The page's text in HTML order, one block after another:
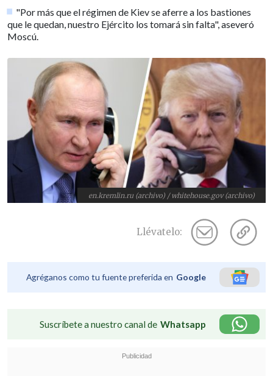
"Por más que el régimen de Kiev se aferre a los bastiones
que le quedan, nuestro Ejército los tomará sin falta", aseveró
Moscú.
en.kremlin.ru (archivo) / whitehouse.gov (archivo)
Llévatelo:
Agréganos como tu fuente preferida en Google
Suscríbete a nuestro canal de Whatsapp